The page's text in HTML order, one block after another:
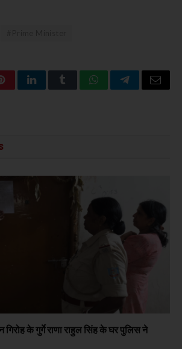
PinterestLinkedInTumblrWhatsAppTelegramEmail
गिरोह के गुर्गे राणा राहुल सिंह के घर पुलिस ने